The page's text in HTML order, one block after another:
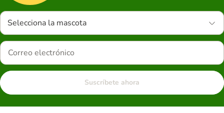
Selecciona la mascota
Suscríbete ahora